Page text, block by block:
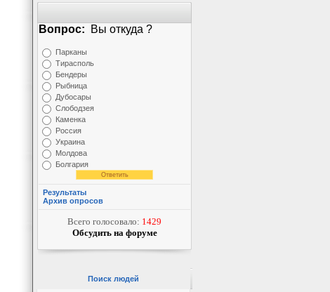
Вопрос: Вы откуда ?
Парканы
Тирасполь
Бендеры
Рыбница
Дубосары
Слободзея
Каменка
Россия
Украина
Молдова
Болгария
Результаты
Архив опросов
Всего голосовало: 1429
Обсудить на форуме
Поиск людей